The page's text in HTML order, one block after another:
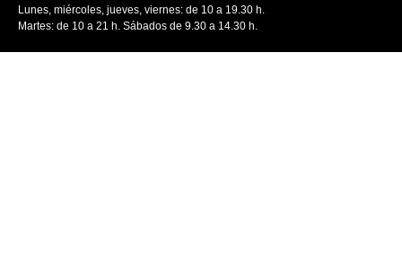
Lunes, miércoles, jueves, viernes: de 10 a 19.30 h.
Martes: de 10 a 21 h. Sábados de 9.30 a 14.30 h.